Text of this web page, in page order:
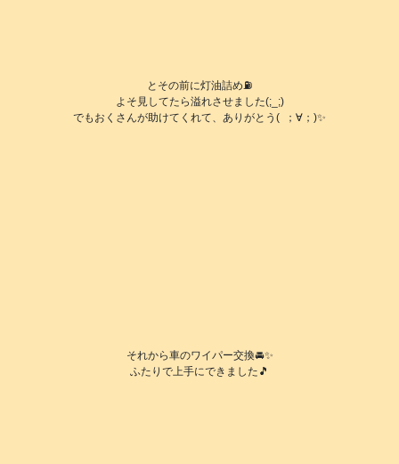
とその前に灯油詰め⛽️
よそ見してたら溢れさせました(;_;)
でもおくさんが助けてくれて、ありがとう( ；∀；)✨
それから車のワイパー交換🚘️✨
ふたりで上手にできました🎵